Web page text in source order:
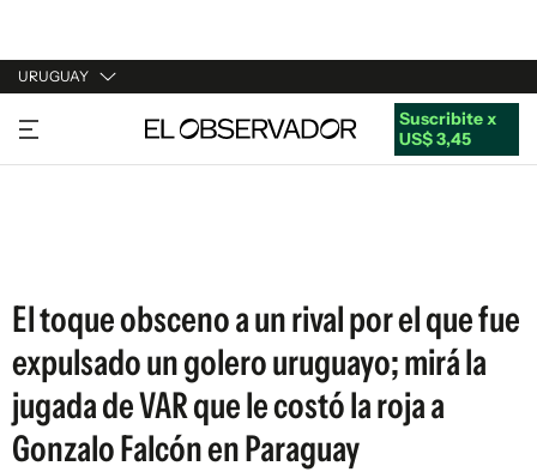
URUGUAY
URUGUAY
ARGENTINA
Suscribite x
US$ 3,45
El toque obsceno a un rival por el que fue
expulsado un golero uruguayo; mirá la
jugada de VAR que le costó la roja a
Gonzalo Falcón en Paraguay